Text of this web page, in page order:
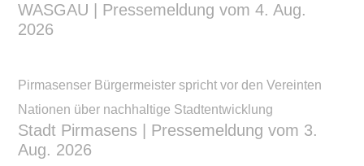
WASGAU | Pressemeldung vom 4. Aug.
2026
Pirmasenser Bürgermeister spricht vor den Vereinten
Nationen über nachhaltige Stadtentwicklung
Stadt Pirmasens | Pressemeldung vom 3.
Aug. 2026